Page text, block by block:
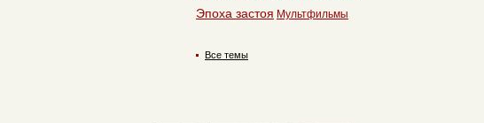
Эпоха застоя Мультфильмы
Все темы